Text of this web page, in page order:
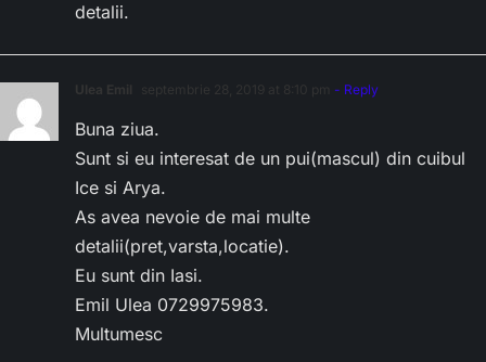
detalii.
Ulea Emil septembrie 28, 2019 at 8:10 pm - Reply
Buna ziua.
Sunt si eu interesat de un pui(mascul) din cuibul
Ice si Arya.
As avea nevoie de mai multe
detalii(pret,varsta,locatie).
Eu sunt din Iasi.
Emil Ulea 0729975983.
Multumesc